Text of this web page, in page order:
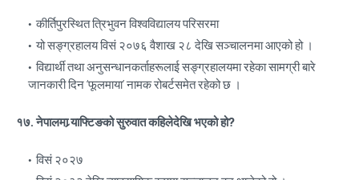
कीर्तिपुरस्थित त्रिभुवन विश्वविद्यालय परिसरमा
यो सङ्ग्रहालय विसं २०७६ वैशाख २८ देखि सञ्चालनमा आएको हो ।
विद्यार्थी तथा अनुसन्धानकर्ताहरूलाई सङ्ग्रहालयमा रहेका सामग्री बारे
जानकारी दिन ‘फूलमाया’ नामक रोबर्टसमेत रहेको छ ।
१७. नेपालमा र्‍याफ्टिङको सुरुवात कहिलेदेखि भएको हो?
विसं २०२७